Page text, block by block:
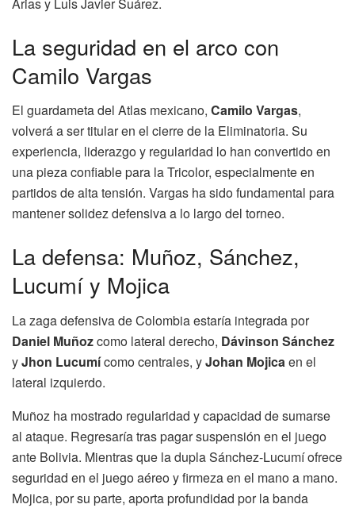
Arias y Luis Javier Suárez.
La seguridad en el arco con
Camilo Vargas
El guardameta del Atlas mexicano, Camilo Vargas,
volverá a ser titular en el cierre de la Eliminatoria. Su
experiencia, liderazgo y regularidad lo han convertido en
una pieza confiable para la Tricolor, especialmente en
partidos de alta tensión. Vargas ha sido fundamental para
mantener solidez defensiva a lo largo del torneo.
La defensa: Muñoz, Sánchez,
Lucumí y Mojica
La zaga defensiva de Colombia estaría integrada por
Daniel Muñozcomo lateral derecho, Dávinson Sánchez
yJhon Lucumícomo centrales, yJohan Mojica en el
lateral izquierdo.
Muñoz ha mostrado regularidad y capacidad de sumarse
al ataque. Regresaría tras pagar suspensión en el juego
ante Bolivia. Mientras que la dupla Sánchez-Lucumí ofrece
seguridad en el juego aéreo y firmeza en el mano a mano.
Mojica, por su parte, aporta profundidad por la banda